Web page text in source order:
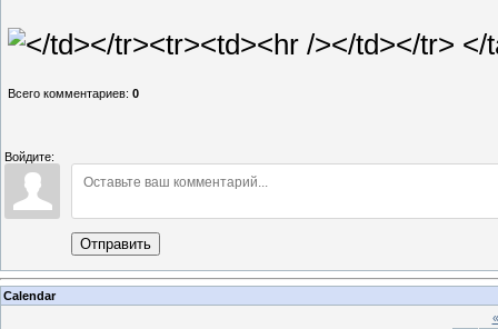
Всего комментариев: 0
Войдите:
Отправить
Calendar
«